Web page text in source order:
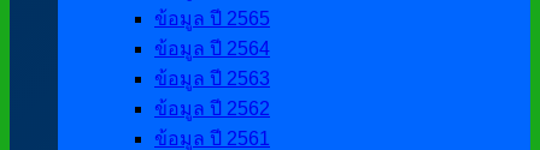
ข้อมูล ปี 2565
ข้อมูล ปี 2564
ข้อมูล ปี 2563
ข้อมูล ปี 2562
ข้อมูล ปี 2561